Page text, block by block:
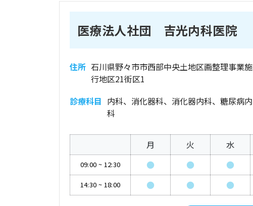
医療法人社団 吉光内科医院
住所 石川県野々市市西部中央土地区画整理事業施
行地区21街区1
診療科目 内科、消化器科、消化器内科、糖尿病内
科
月 火 水
09:00 ~ 12:30 ● ● ●
14:30 ~ 18:00 ● ● ●